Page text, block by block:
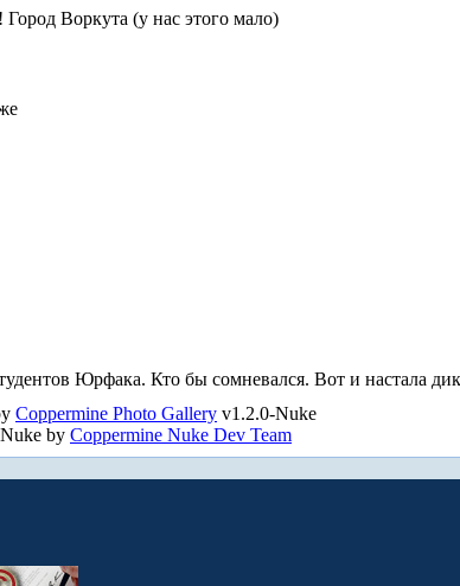
Воркута (у нас этого мало)
Юрфака. Кто бы сомневался. Вот и настала
Coppermine Photo Gallery v1.2.0-Nuke
by Coppermine Nuke Dev Team